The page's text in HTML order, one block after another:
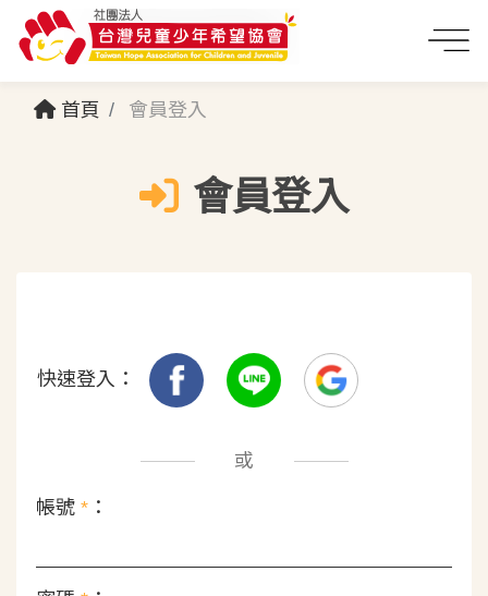
首頁 會員登入
會員登入
快速登入：
或
帳號 * ：